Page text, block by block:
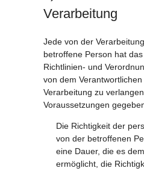
Verarbeitung
Jede von der
betroffene Person hat
Richtlinien- und
von dem
Verarbeitung zu
Voraussetzungen
Die Richtigkeit der
von der betroffenen
eine Dauer, die es
ermöglicht, die